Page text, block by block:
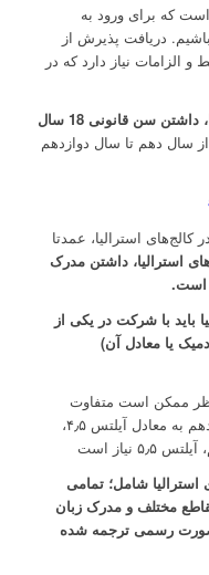
که برای ورود به
دریافت پذیرش از
الزامات نیاز دارد که در
یکی از شروط تحصیل در کالج‌های استرالیا، داشتن سن قانونی 18 سال
سال دهم تا سال دوازدهم
استرالیا، عمدتا
استرالیا، داشتن مدرک
باید با شرکت در یکی از
یا معادل آن)
ممکن است متفاوت
باشد. به‌طورمعمول، برای شرکت در پایه دهم به معادل آیلتس ۴٫۵،
شامل؛ تمامی
مختلف و مدرک زبان
صورت رسمی ترجمه شده